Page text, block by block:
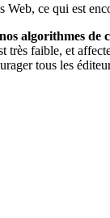
Web, ce qui est
algorithmes de
faible, et
tous les